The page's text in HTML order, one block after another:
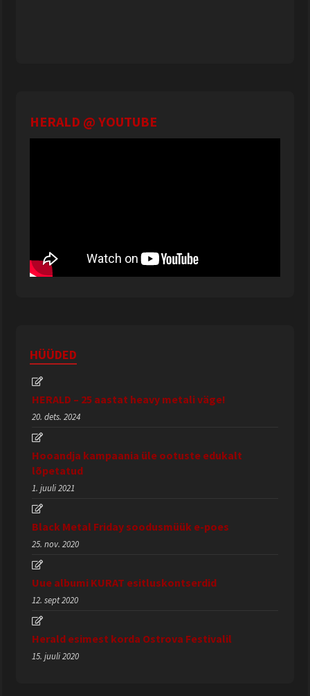
HERALD @ YOUTUBE
HÜÜDED
HERALD – 25 aastat heavy metali väge!
20. dets. 2024
Hooandja kampaania üle ootuste edukalt
lõpetatud
1. juuli 2021
Black Metal Friday soodusmüük e-poes
25. nov. 2020
Uue albumi KURAT esitluskontserdid
12. sept 2020
Herald esimest korda Ostrova Festivalil
15. juuli 2020